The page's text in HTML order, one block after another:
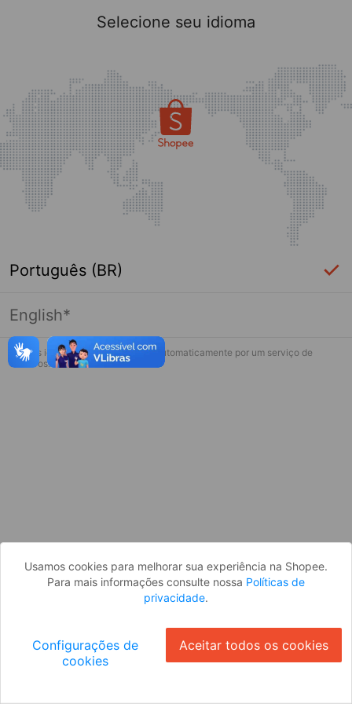
Página indisponível
Desculpe, algo deu errado. Faça login
Selecione seu idioma
Português (BR)
English*
* Esses idiomas serão traduzidos automaticamente por um serviço de
terceiros.
Usamos cookies para melhorar sua experiência na Shopee.
Para mais informações consulte nossa Políticas de
privacidade.
Configurações de
cookies
Aceitar todos os cookies